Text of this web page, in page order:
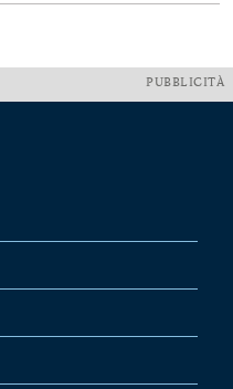
PUBBLICITÀ